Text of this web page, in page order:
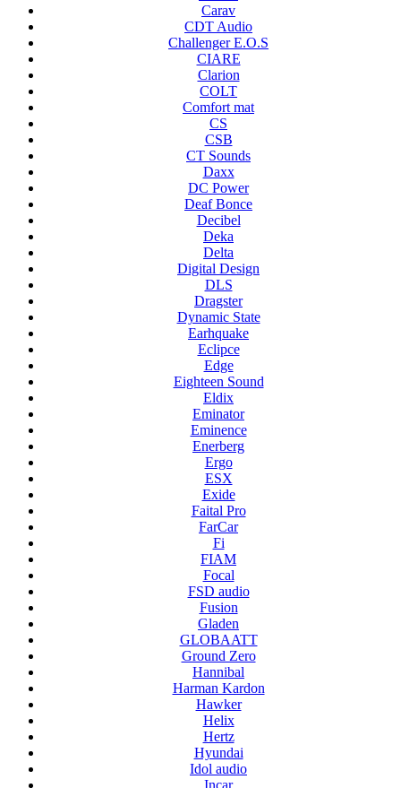
Carav
CDT Audio
Challenger E.O.S
CIARE
Clarion
COLT
Comfort mat
CS
CSB
CT Sounds
Daxx
DC Power
Deaf Bonce
Decibel
Deka
Delta
Digital Design
DLS
Dragster
Dynamic State
Earhquake
Eclipce
Edge
Eighteen Sound
Eldix
Eminator
Eminence
Enerberg
Ergo
ESX
Exide
Faital Pro
FarCar
Fi
FIAM
Focal
FSD audio
Fusion
Gladen
GLOBAATT
Ground Zero
Hannibal
Harman Kardon
Hawker
Helix
Hertz
Hyundai
Idol audio